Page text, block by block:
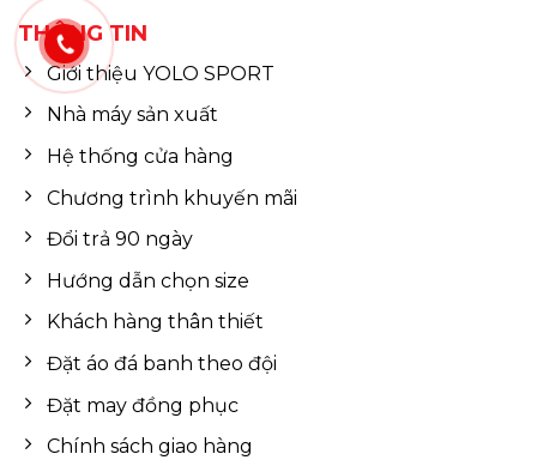
THÔNG TIN
Giới thiệu YOLO SPORT
Nhà máy sản xuất
Hệ thống cửa hàng
Chương trình khuyến mãi
Đổi trả 90 ngày
Hướng dẫn chọn size
Khách hàng thân thiết
Đặt áo đá banh theo đội
Đặt may đồng phục
Chính sách giao hàng